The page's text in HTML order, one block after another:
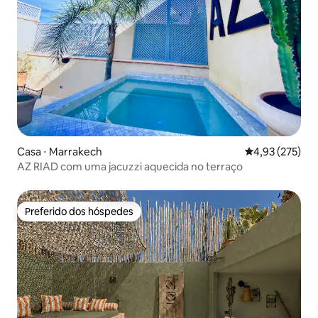
Casa ⋅ Marrakech 4,93 de uma
4,93 (275)
AZ RIAD com uma jacuzzi aquecida no terraço
Preferido dos hóspedes
Preferido dos hóspedes